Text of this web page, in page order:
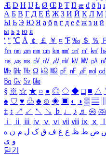
Æ Ð Ħ Ĳ Ł Ø Œ Þ Ŧ Ŋ æ đ ð ħ ı
А Б В Г Д Е Ё Ж З И Й К Л М
Ы Ь Э Ю Я а б в г д е ё ж з и й
ы ь э ю я
′ ″ ℃ Å ￠ ￡ ￥ ¤ ℉ ‰ ＄ ％
㎙ ㎚ ㎛ ㎜ ㎝ ㎞ ㎟ ㎠ ㎡ ㎢
㎱ ㎲ ㎳ ㎴ ㎵ ㎶ ㎷ ㎸ ㎹ ㎀
㎒ ㎓ ㎔ Ω ㏀ ㏁ ㎊ ㎋ ㎌ ㏖ ㏅
㏃ ㏉ ㏜ ㏆
§ ※ ☆ ★ ○ ● ◎ ◇ ◆ □ ■ △
♠ ♡ ♥ ♧ ♣ ⊙ ◈ ▣ ◐ ◑ ▒ ▤
‡ ↕ ↗ ↙ ↖ ↘ ♭ ♩ ♪ ♬ ㉿ ㈜
ⅰ
ⅱ ⅲ ⅳ ⅴ ⅵ ⅶ ⅷ ⅸ ⅹ
ض ط ظ ع غ ف ق ک ل م ن ه
و ی
닫기